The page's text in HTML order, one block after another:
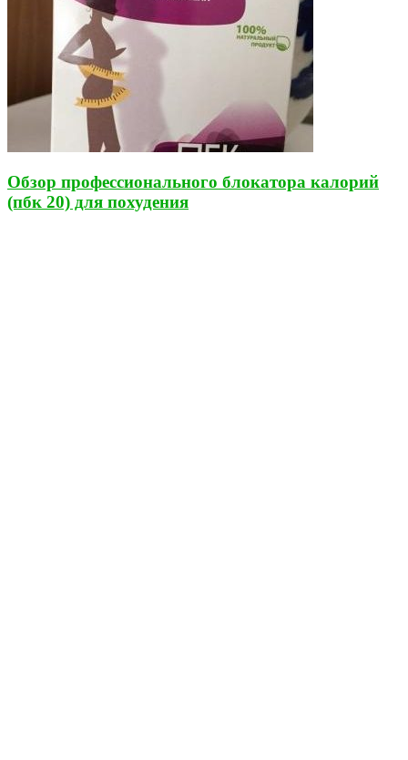
Обзор профессионального блокатора калорий
(пбк 20) для похудения